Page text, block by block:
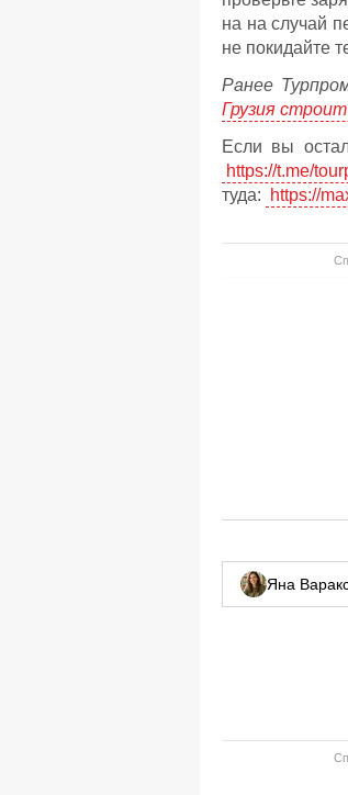
на на случай
не покидайте
Ранее
Грузия
Если вы
https://t.me/
туда:
https://
Яна